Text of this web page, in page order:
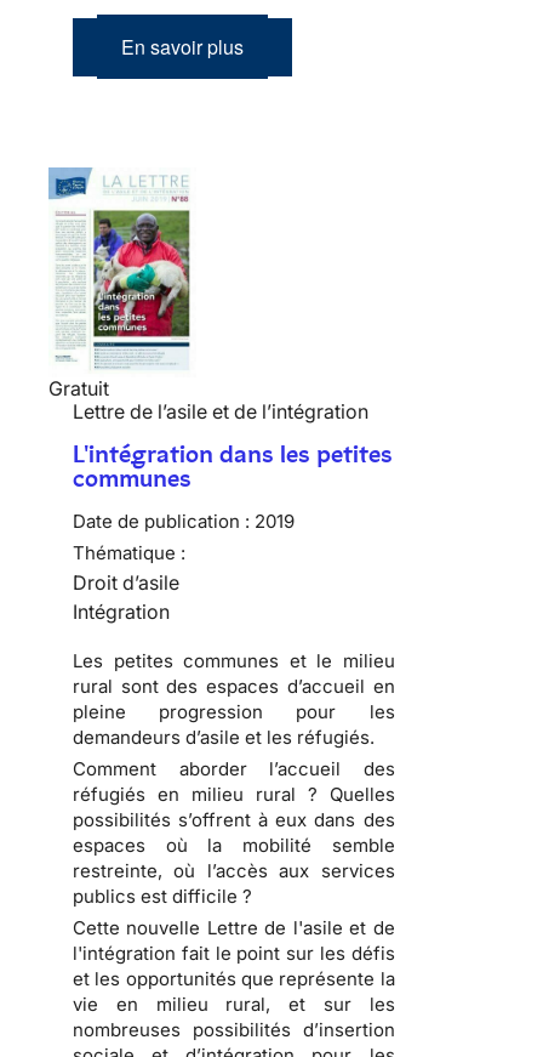
En savoir plus
Gratuit
Lettre de l’asile et de l’intégration
L'intégration dans les petites
communes
Date de publication : 2019
Thématique :
Droit d’asile
Intégration
Les petites communes et le milieu
rural sont des espaces d’accueil en
pleine progression pour les
demandeurs d’asile et les réfugiés.
Comment aborder l’accueil des
réfugiés en milieu rural ? Quelles
possibilités s’offrent à eux dans des
espaces où la mobilité semble
restreinte, où l’accès aux services
publics est difficile ?
Cette nouvelle Lettre de l'asile et de
l'intégration fait le point sur les défis
et les opportunités que représente la
vie en milieu rural, et sur les
nombreuses possibilités d’insertion